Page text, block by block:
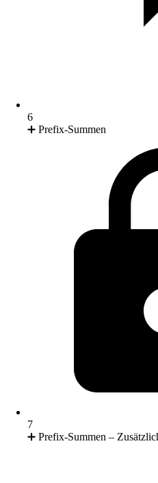
6
➕ Prefix-Summen
7
➕ Prefix-Summen –